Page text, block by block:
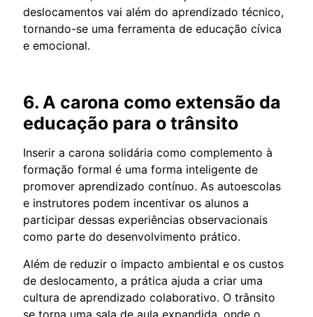
deslocamentos vai além do aprendizado técnico,
tornando-se uma ferramenta de educação cívica
e emocional.
6. A carona como extensão da
educação para o trânsito
Inserir a carona solidária como complemento à
formação formal é uma forma inteligente de
promover aprendizado contínuo. As autoescolas
e instrutores podem incentivar os alunos a
participar dessas experiências observacionais
como parte do desenvolvimento prático.
Além de reduzir o impacto ambiental e os custos
de deslocamento, a prática ajuda a criar uma
cultura de aprendizado colaborativo. O trânsito
se torna uma sala de aula expandida, onde o